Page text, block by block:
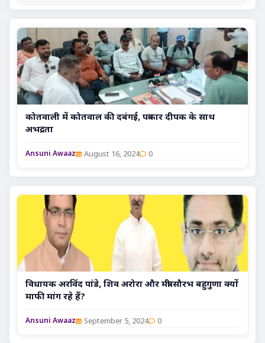
कोतवाली में कोतवाल की दबंगई, पत्रकार दीपक के साथ
अभद्रता
Ansuni Awaaz August 16, 2024 0
विधायक अरविंद पांडे, शिव अरोरा और मंत्री सौरभ बहुगुणा क्यों
माफी मांग रहे हैं?
Ansuni Awaaz September 5, 2024 0